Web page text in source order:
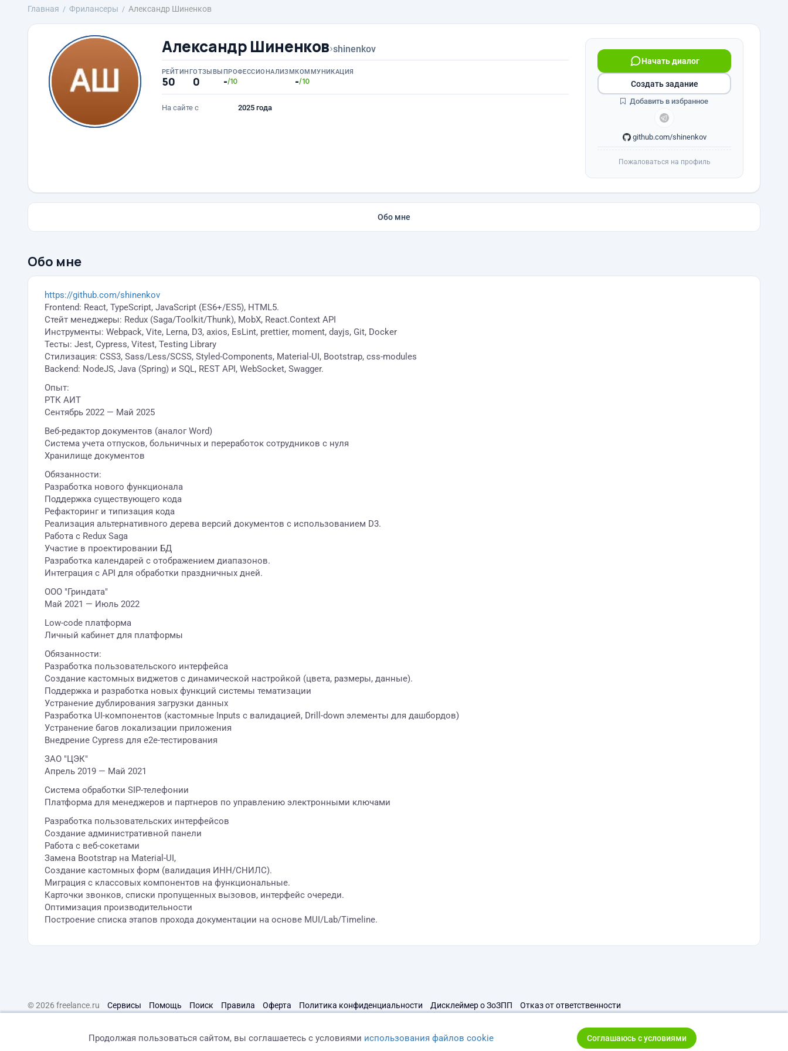
Главная Фрилансеры Александр Шиненков
Александр Шиненков›shinenkov
РЕЙТИНГ
50
ОТЗЫВЫ
0
ПРОФЕССИОНАЛИЗМ
-/10
КОММУНИКАЦИЯ
-/10
На сайте с 2025 года
Начать диалог
github.com/shinenkov
Создать задание
Добавить в избранное
Пожаловаться на профиль
Обо мне
Обо мне
https://github.com/shinenkov
Frontend: React, TypeScript, JavaScript (ES6+/ES5), HTML5.
Стейт менеджеры: Redux (Saga/Toolkit/Thunk), MobX, React.Context API
Инструменты: Webpack, Vite, Lerna, D3, axios, EsLint, prettier, moment, dayjs, Git, Docker
Тесты: Jest, Cypress, Vitest, Testing Library
Стилизация: CSS3, Sass/Less/SCSS, Styled-Components, Material-UI, Bootstrap, css-modules
Backend: NodeJS, Java (Spring) и SQL, REST API, WebSocket, Swagger.
Опыт:
РТК АИТ
Сентябрь 2022 — Май 2025
Веб-редактор документов (аналог Word)
Система учета отпусков, больничных и переработок сотрудников с нуля
Хранилище документов
Обязанности:
Разработка нового функционала
Поддержка существующего кода
Рефакторинг и типизация кода
Реализация альтернативного дерева версий документов с использованием D3.
Работа с Redux Saga
Участие в проектировании БД
Разработка календарей с отображением диапазонов.
Интеграция с API для обработки праздничных дней.
ООО "Гриндата"
Май 2021 — Июль 2022
Low-code платформа
Личный кабинет для платформы
Обязанности:
Разработка пользовательского интерфейса
Создание кастомных виджетов с динамической настройкой (цвета, размеры, данные).
Поддержка и разработка новых функций системы тематизации
Устранение дублирования загрузки данных
Разработка UI-компонентов (кастомные Inputs с валидацией, Drill-down элементы для дашбордов)
Устранение багов локализации приложения
Внедрение Cypress для e2e-тестирования
ЗАО "ЦЭК"
Апрель 2019 — Май 2021
Система обработки SIP-телефонии
Платформа для менеджеров и партнеров по управлению электронными ключами
Разработка пользовательских интерфейсов
Создание административной панели
Работа с веб-сокетами
Замена Bootstrap на Material-UI,
Cоздание кастомных форм (валидация ИНН/СНИЛС).
Миграция с классовых компонентов на функциональные.
Карточки звонков, списки пропущенных вызовов, интерфейс очереди.
Оптимизация производительности
Построение списка этапов прохода документации на основе MUI/Lab/Timeline.
© 2026 freelance.ru Сервисы Помощь Поиск Правила Оферта Политика конфиденциальности Дисклеймер о ЗоЗПП Отказ от ответственности
Продолжая пользоваться сайтом, вы соглашаетесь с условиями использования файлов cookie Соглашаюсь с условиями